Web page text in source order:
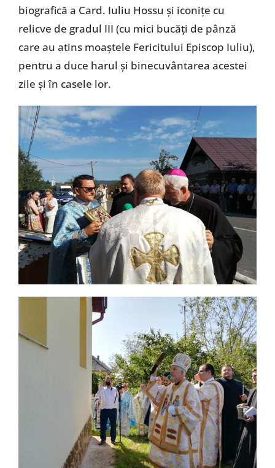
biografică a Card. Iuliu Hossu și iconițe cu
relicve de gradul III (cu mici bucăți de pânză
care au atins moaștele Fericitului Episcop Iuliu),
pentru a duce harul și binecuvântarea acestei
zile și în casele lor.